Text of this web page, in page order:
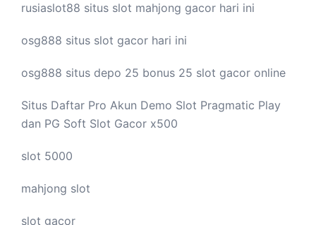
rusiaslot88 situs slot mahjong gacor hari ini
osg888 situs slot gacor hari ini
osg888 situs depo 25 bonus 25 slot gacor online
Situs Daftar Pro Akun Demo Slot Pragmatic Play
dan PG Soft Slot Gacor x500
slot 5000
mahjong slot
slot gacor